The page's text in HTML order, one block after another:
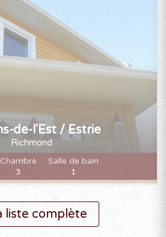
de-l'Est / Estrie
Richmond
Chambre
3
Salle de bain
1
liste complète